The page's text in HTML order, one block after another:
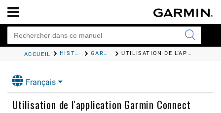
ACCUEIL HISTORIQUE GARMIN CONNECT UTILISATION DE L'APPLICATION
Français
Utilisation de l'application Garmin Connect